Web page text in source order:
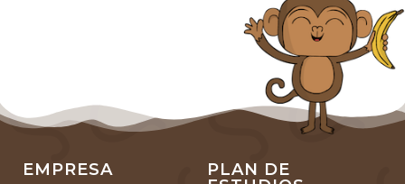
EMPRESA
PLAN DE